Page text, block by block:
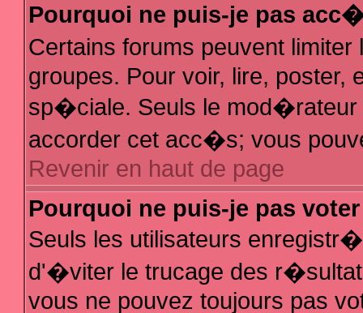
Pourquoi ne puis-je pas
Certains forums peuvent
groupes. Pour voir, lire, poster,
sp�ciale. Seuls le mod�rateur
accorder cet acc�s; vous
Revenir en haut de page
Pourquoi ne puis-je pas
Seuls les utilisateurs
d'�viter le trucage des
vous ne pouvez toujours pas